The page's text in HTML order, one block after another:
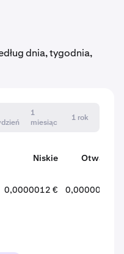
dnia, tygodnia,
1
miesiąc
1 rok
Niskie Otwarcie
0,0000012 € 0,0000035 €